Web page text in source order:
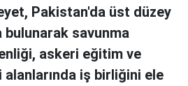
Pakistan'da üst düzey
savunma
askeri eğitim ve
iş birliğini ele